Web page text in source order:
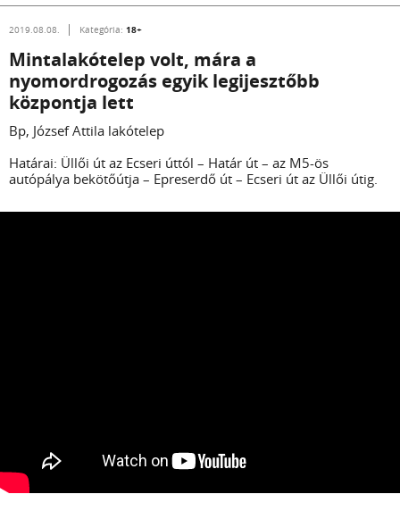
2019.08.08. Kategória: 18+
Mintalakótelep volt, mára a
nyomordrogozás egyik legijesztőbb
központja lett
Bp, József Attila lakótelep
Határai: Üllői út az Ecseri úttól – Határ út – az M5-ös
autópálya bekötőútja – Epreserdő út – Ecseri út az Üllői útig.